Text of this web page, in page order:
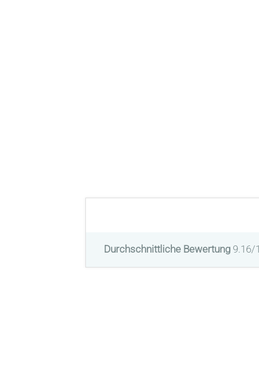
Durchschnittliche Bewertung 9.16/